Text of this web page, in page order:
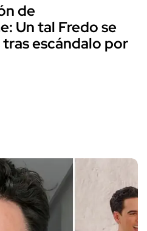
de
Un tal Fredo se
escándalo por